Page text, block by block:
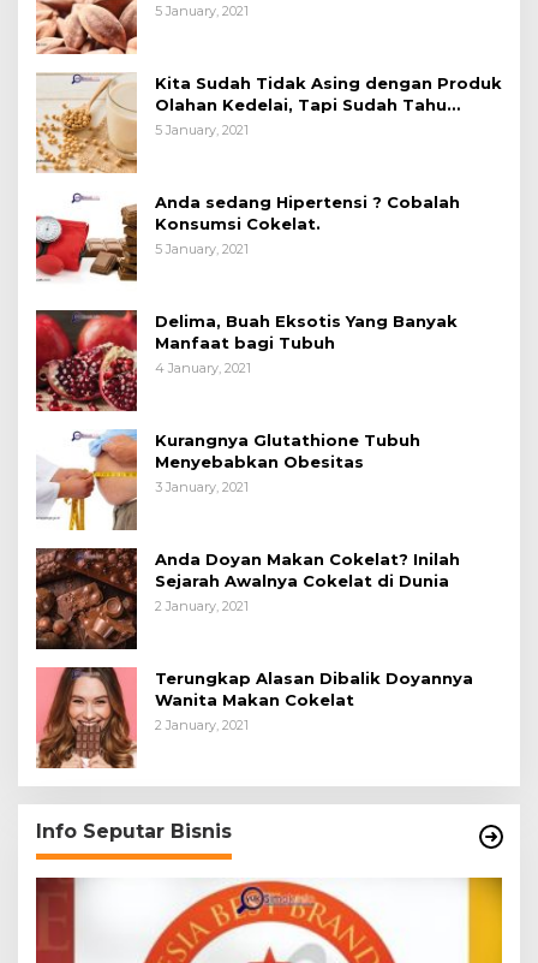
Kue)
5 January, 2021
Kita Sudah Tidak Asing dengan Produk
Olahan Kedelai, Tapi Sudah Tahu
Manfaatnya untuk Kesehatan?
5 January, 2021
Anda sedang Hipertensi ? Cobalah
Konsumsi Cokelat.
5 January, 2021
Delima, Buah Eksotis Yang Banyak
Manfaat bagi Tubuh
4 January, 2021
Kurangnya Glutathione Tubuh
Menyebabkan Obesitas
3 January, 2021
Anda Doyan Makan Cokelat? Inilah
Sejarah Awalnya Cokelat di Dunia
2 January, 2021
Terungkap Alasan Dibalik Doyannya
Wanita Makan Cokelat
2 January, 2021
Info Seputar Bisnis